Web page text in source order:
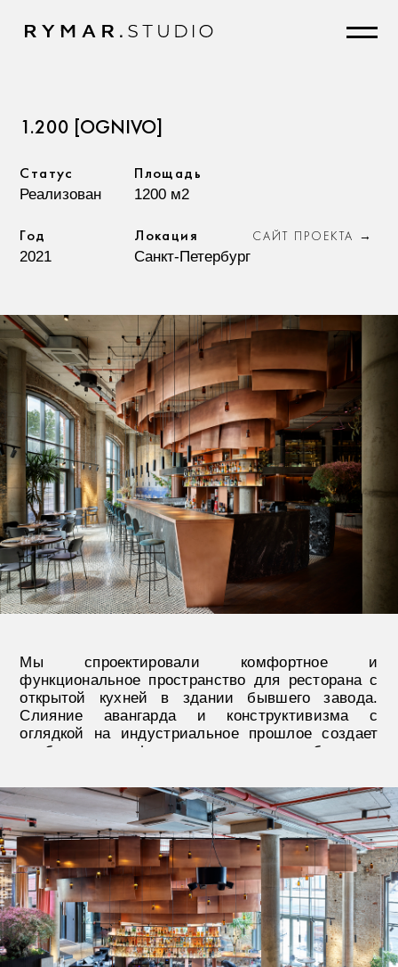
Статус Площадь
Год Локация
Санкт-Петербург
Мы спроектировали комфортное и
функциональное пространство для ресторана с
открытой кухней в здании бывшего завода.
Слияние авангарда и конструктивизма с
оглядкой на индустриальное прошлое создает
особую атмосферу в этом петербургском
заведении.
Проходя через входной тамбур с гардеробом к
зоне ресепшен, посетитель ресторана Ognivo
открывает для себя всю величественную
панораму заведения. Тут располагается зона
аллеи со столетними оливами, привезенными
из Сицилии, для которых была разработана
специальная система полива и освещение
фито-лампами. Отгороженные металлическими
ширмами зоны со столиками у огромных окон,
выходящих во внутренний двор с террасой,
подсвечены светильниками.